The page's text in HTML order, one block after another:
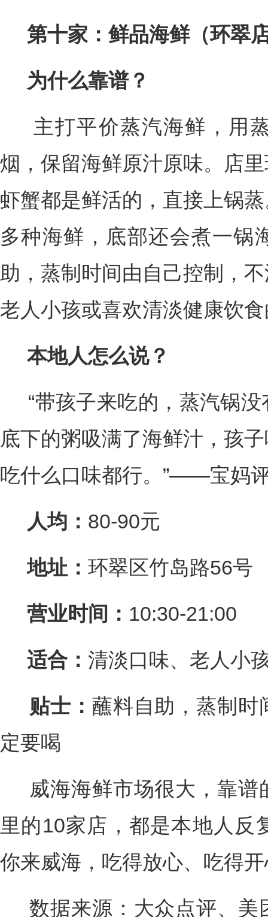
第十家：鲜品海鲜（环翠
为什么靠谱？
主打平价蒸汽海鲜，用
烟，保留海鲜原汁原味。店
虾蟹都是鲜活的，直接上锅
多种海鲜，底部还会煮一锅
助，蒸制时间由自己控制，
老人小孩或喜欢清淡健康饮
本地人怎么说？
“带孩子来吃的，蒸汽锅没
底下的粥吸满了海鲜汁，孩
吃什么口味都行。”——宝妈
人均： 80-90元
地址： 环翠区竹岛路56号
营业时间： 10:30-21:00
适合： 清淡口味、老人小
贴士： 蘸料自助，蒸制时
定要喝
威海海鲜市场很大，靠谱
里的10家店，都是本地人反
你来威海，吃得放心、吃得
数据来源：大众点评、美